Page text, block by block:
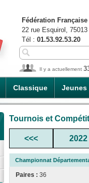
Classique Jeunes
Fédération
22 rue Esquirol,
Tél : 01.53.92.53.20
Il y a actuellement
Tournois et
<<< 2022
Championnat
Paires : 36